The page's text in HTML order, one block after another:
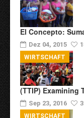
El Concepto:
Dez 04, 2015
(TTIP) Examining
Sep 23, 2016
WIRTSCHAFT
WIRTSCHAFT